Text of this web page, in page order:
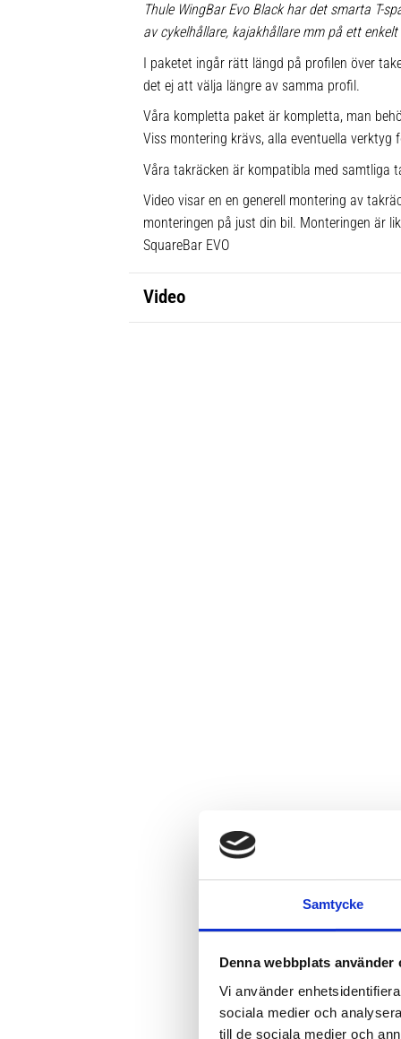
Samtycke
Denna webbplats använder
Vi använder
sociala medier och
till de sociala medier och
Thule WingBar Evo Black har det smarta T-
av cykelhållare, kajakhållare mm på ett
I paketet ingår rätt längd på profilen över
det ej att välja längre av samma profil.
Våra kompletta paket är kompletta, man
Viss montering krävs, alla eventuella verktyg
Våra takräcken är kompatibla med samtliga
Video visar en en generell montering av
monteringen på just din bil. Monteringen är
SquareBar EVO
Video